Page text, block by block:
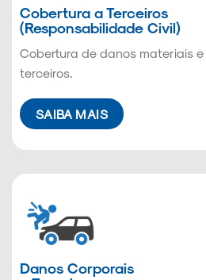
Cobertura a Terceiros
(Responsabilidade Civil)
Cobertura de danos materiais
terceiros.
SAIBA MAIS
Danos Corporais